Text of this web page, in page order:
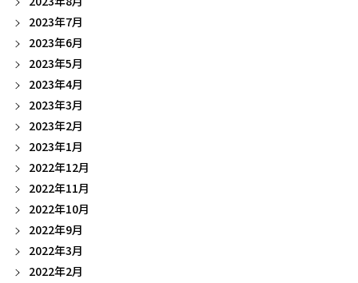
2023年7月
2023年6月
2023年5月
2023年4月
2023年3月
2023年2月
2023年1月
2022年12月
2022年11月
2022年10月
2022年9月
2022年3月
2022年2月